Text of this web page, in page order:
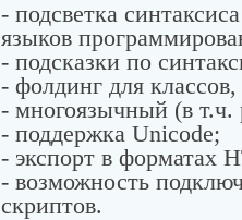
- подсветка
языков
- подсказки по
- фолдинг для
- многоязычный (в т.ч.
- поддержка Unicode;
- экспорт в форматах
- возможность
скриптов.